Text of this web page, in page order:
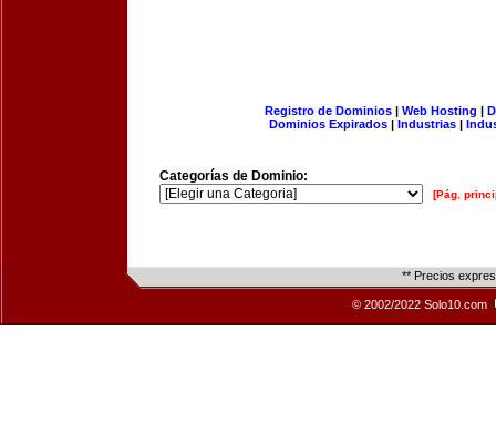
Registro de Dominios| Web Hosting |
Dominios Expirados | Industrias |
Categorías de Dominio:
[Pág.
** Precios
© 2002/2022 Solo10.com